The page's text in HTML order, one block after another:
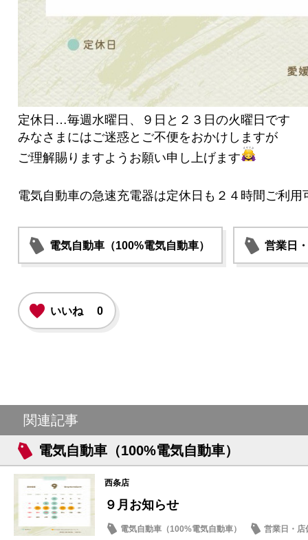
定休日…毎週水曜日、９日と２３日の火曜日です
みなさまにはご迷惑とご不便をおかけしますが
ご理解賜りますようお願い申し上げます
電気自動車の急速充電器は定休日も２４時間ご利用
電気自動車（100%電気自動車） 営業日
いいね 0
関連記事
電気自動車（100%電気自動車）
西条店
９月お知らせ
電気自動車（100%電気自動車） 営業日・店